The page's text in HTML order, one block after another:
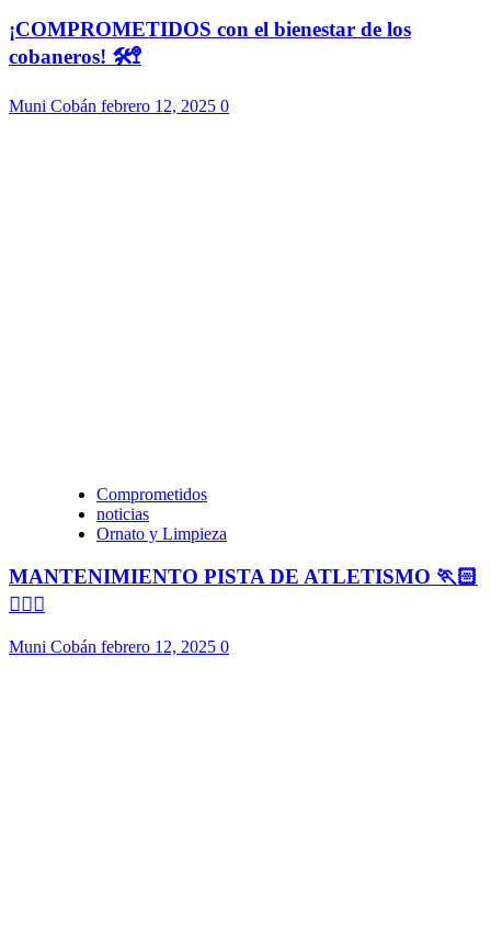
¡COMPROMETIDOS con el bienestar de los
cobaneros! 🛠️🚏
Muni Cobán febrero 12, 2025 0
Comprometidos
noticias
Ornato y Limpieza
MANTENIMIENTO PISTA DE ATLETISMO 🏃🏻
🏃🏻‍♀️
Muni Cobán febrero 12, 2025 0